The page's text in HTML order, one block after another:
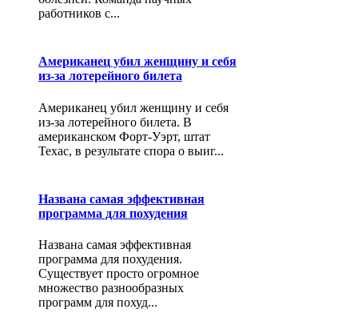
работников с...
Американец убил женщину и себя
из-за лотерейного билета
Американец убил женщину и себя
из-за лотерейного билета. В
американском Форт-Уэрт, штат
Техас, в результате спора о выиг...
Названа самая эффективная
программа для похудения
Названа самая эффективная
программа для похудения.
Существует просто огромное
множество разнообразных
программ для похуд...